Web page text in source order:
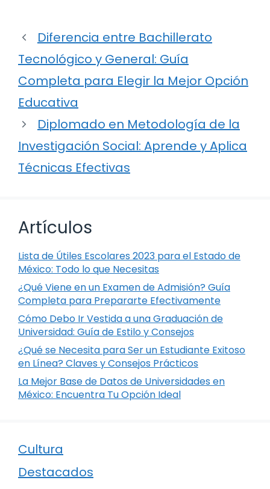
Diferencia entre Bachillerato
Tecnológico y General: Guía
Completa para Elegir la Mejor Opción
Educativa
Diplomado en Metodología de la
Investigación Social: Aprende y Aplica
Técnicas Efectivas
Artículos
Lista de Útiles Escolares 2023 para el Estado de
México: Todo lo que Necesitas
¿Qué Viene en un Examen de Admisión? Guía
Completa para Prepararte Efectivamente
Cómo Debo Ir Vestida a una Graduación de
Universidad: Guía de Estilo y Consejos
¿Qué se Necesita para Ser un Estudiante Exitoso
en Línea? Claves y Consejos Prácticos
La Mejor Base de Datos de Universidades en
México: Encuentra Tu Opción Ideal
Cultura
Destacados